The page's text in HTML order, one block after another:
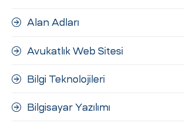
Alan Adları
Avukatlık Web Sitesi
Bilgi Teknolojileri
Bilgisayar Yazılımı